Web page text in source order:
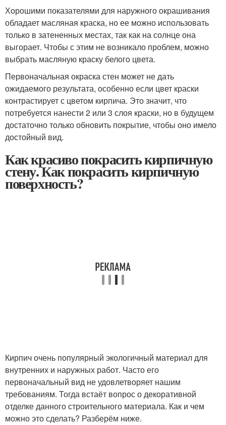
Хорошими показателями для наружного окрашивания
обладает масляная краска, но ее можно использовать
только в затененных местах, так как на солнце она
выгорает. Чтобы с этим не возникало проблем, можно
выбрать масляную краску белого цвета.
Первоначальная окраска стен может не дать
ожидаемого результата, особенно если цвет краски
контрастирует с цветом кирпича. Это значит, что
потребуется нанести 2 или 3 слоя краски, но в будущем
достаточно только обновить покрытие, чтобы оно имело
достойный вид.
Как красиво покрасить кирпичную
стену. Как покрасить кирпичную
поверхность?
Кирпич очень популярный экологичный материал для
внутренних и наружных работ. Часто его
первоначальный вид не удовлетворяет нашим
требованиям. Тогда встаёт вопрос о декоративной
отделке данного строительного материала. Как и чем
можно это сделать? Разберём ниже.